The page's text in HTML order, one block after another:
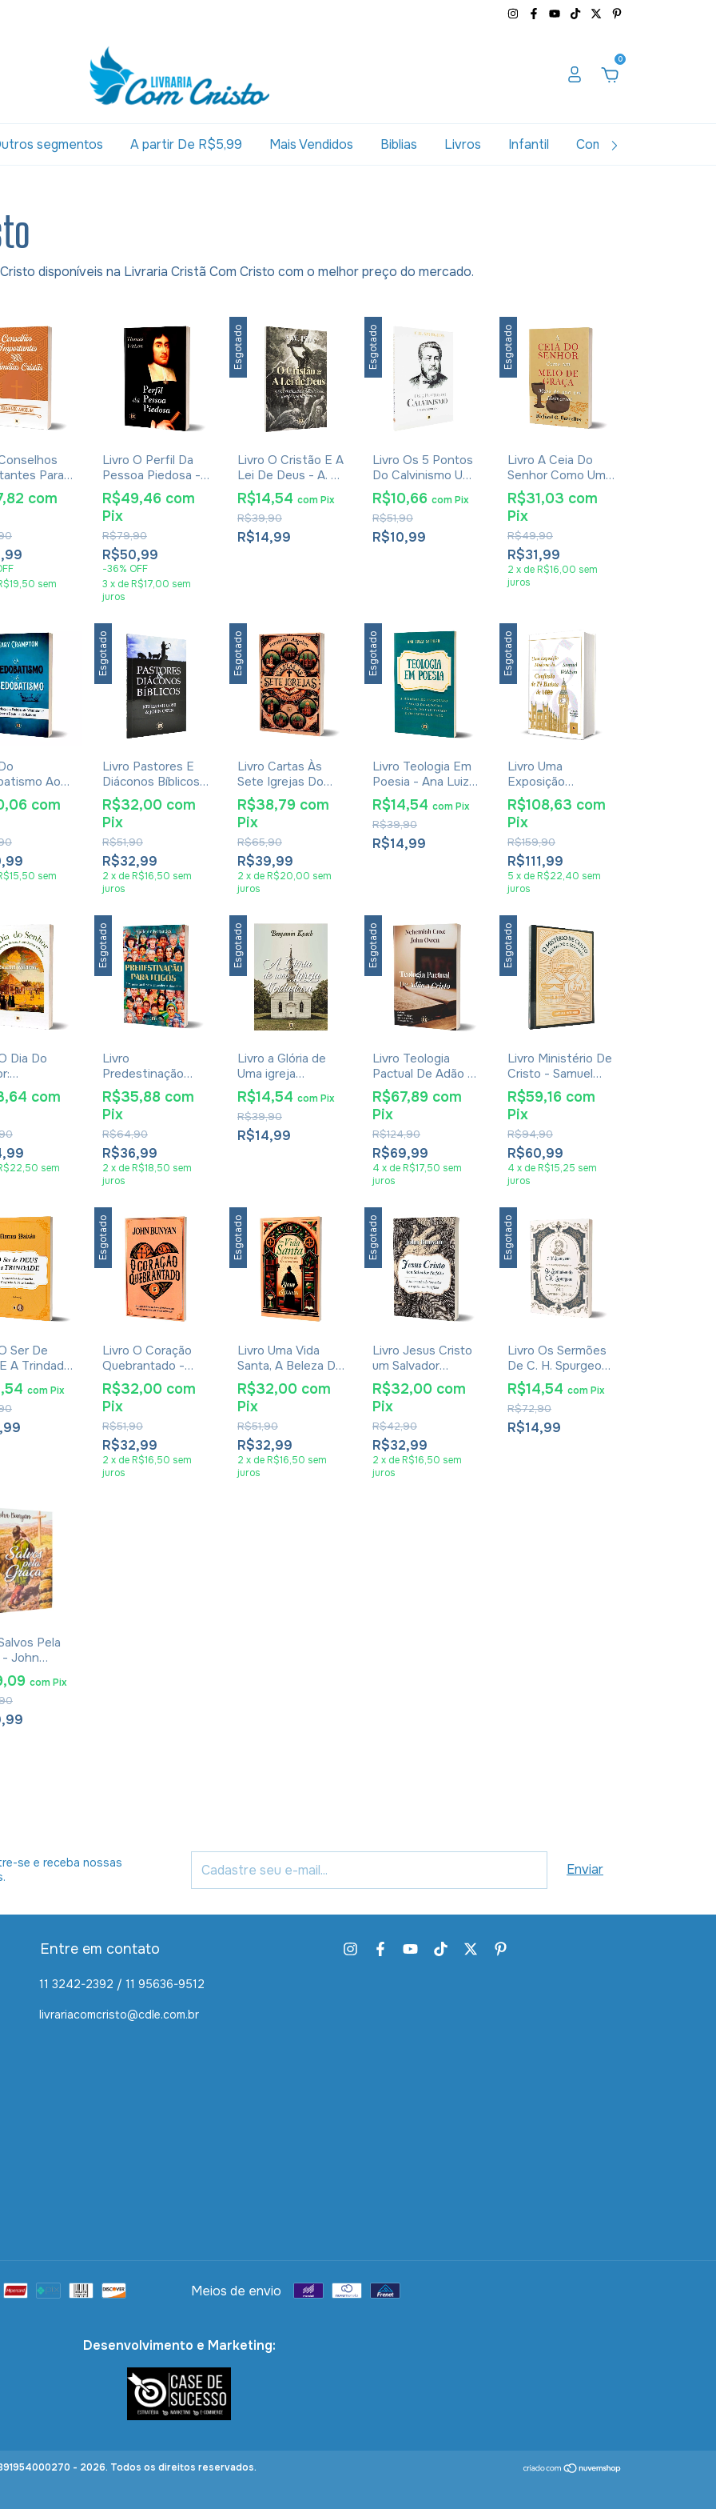
0
segmentos A partir De R$5,99 Mais Vendidos Biblias Livros Infantil Combos
disponíveis na Livraria Cristã Com Cristo com o melhor preço do mercado.
Para
Cristãs -
Angelim
com
sem
Livro O Perfil Da
Pessoa Piedosa -
Thomas Watson
R$50,99
-36% OFF
R$79,90
R$49,46 com
Pix
3 x de R$17,00 sem
juros
Esgotado
Livro O Cristão E A
Lei De Deus - A. W.
Pink
R$14,99
R$39,90
R$14,54 comPix
Esgotado
Livro Os 5 Pontos
Do Calvinismo Uma
Introdução - C. H.
Spurgeon
R$10,99
R$51,90
R$10,66 comPix
Esgotado
Livro A Ceia Do
Senhor Como Um
Meio De Graça -
Richard C.
Barcellos
R$31,99
R$49,90
R$31,03 com
Pix
2 x de R$16,00 sem
juros
Ao
-
com
sem
Esgotado
Livro Pastores E
Diáconos Bíblicos -
John Owen
R$32,99
R$51,90
R$32,00 com
Pix
2 x de R$16,50 sem
juros
Esgotado
Livro Cartas Às
Sete Igrejas Do
Apocalipse -
Fernando Angelim
R$39,99
R$65,90
R$38,79 com
Pix
2 x de R$20,00 sem
juros
Esgotado
Livro Teologia Em
Poesia - Ana Luiza
Sathler
R$14,99
R$39,90
R$14,54 comPix
Esgotado
Livro Uma
Exposição
Moderna Da
Confissão De Fé
Batista De 1689 -
Samuel Waldron
R$111,99
R$159,90
R$108,63 com
Pix
5 x de R$22,40 sem
juros
Dia Do
E
- Samuel
com
sem
Esgotado
Livro
Predestinação
Para Leigos -
Vlademir
Fernandes
R$36,99
R$64,90
R$35,88 com
Pix
2 x de R$18,50 sem
juros
Esgotado
Livro a Glória de
Uma igreja
Verdadeira -
Benjamin Keach
R$14,99
R$39,90
R$14,54 comPix
Esgotado
Livro Teologia
Pactual De Adão A
Cristo - Nehemiah
Coxe e John
Owen
R$69,99
R$124,90
R$67,89 com
Pix
4 x de R$17,50 sem
juros
Esgotado
Livro Ministério De
Cristo - Samuel
Renihan
R$60,99
R$94,90
R$59,16 com
Pix
4 x de R$15,25 sem
juros
Ser De
A Trindade
Paixão
comPix
Esgotado
Livro O Coração
Quebrantado -
John Bunyan
R$32,99
R$51,90
R$32,00 com
Pix
2 x de R$16,50 sem
juros
Esgotado
Livro Uma Vida
Santa, A Beleza Do
Cristianismo -
John Bunyan
R$32,99
R$51,90
R$32,00 com
Pix
2 x de R$16,50 sem
juros
Esgotado
Livro Jesus Cristo
um Salvador
perfeito - John
Bunyan
R$32,99
R$42,90
R$32,00 com
Pix
2 x de R$16,50 sem
juros
Esgotado
Livro Os Sermões
De C. H. Spurgeon
Volume 1
R$14,99
R$72,90
R$14,54 comPix
Pela
- John
comPix
se e receba nossas
Entre em contato
11 3242-2392 / 11 95636-9512
livrariacomcristo@cdle.com.br
Meios de envio
Desenvolvimento e Marketing:
- 2026. Todos os direitos reservados.